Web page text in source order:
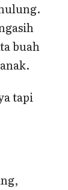
buah
tapi